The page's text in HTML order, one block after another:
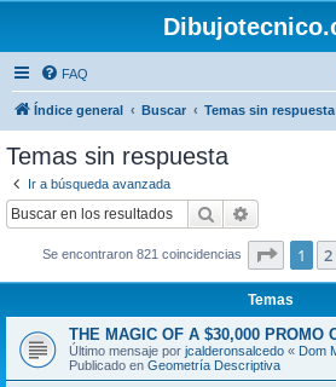
FAQ
Índice general Buscar Temas sin respuesta
Temas sin respuesta
Ir a búsqueda avanzada
Buscar
Se encontraron 821 coincidencias Página
1 2
Temas
THE MAGIC OF A $30,000 PROMO
Último mensaje por jcalderonsalcedo « Dom
Publicado en Geometría Descriptiva